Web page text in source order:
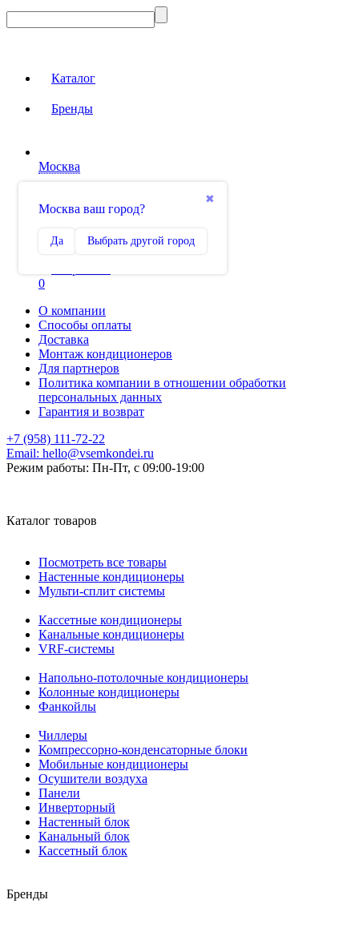
Каталог
Бренды
Москва
✖
Москва ваш город?
Да Выбрать другой город
Сравнение
0
О компании
Способы оплаты
Доставка
Монтаж кондиционеров
Для партнеров
Политика компании в отношении обработки
персональных данных
Гарантия и возврат
+7 (958) 111-72-22
Email: hello@vsemkondei.ru
Режим работы: Пн-Пт, с 09:00-19:00
Каталог товаров
Посмотреть все товары
Настенные кондиционеры
Мульти-сплит системы
Кассетные кондиционеры
Канальные кондиционеры
VRF-системы
Напольно-потолочные кондиционеры
Колонные кондиционеры
Фанкойлы
Чиллеры
Компрессорно-конденсаторные блоки
Мобильные кондиционеры
Осушители воздуха
Панели
Инверторный
Настенный блок
Канальный блок
Кассетный блок
Бренды